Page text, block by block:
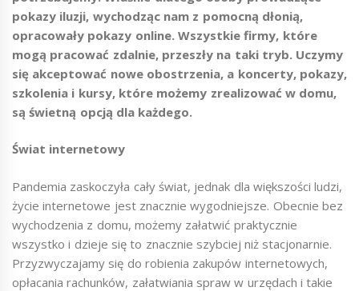
pokazy iluzji, wychodząc nam z pomocną dłonią,
opracowały pokazy online. Wszystkie firmy, które
mogą pracować zdalnie, przeszły na taki tryb. Uczymy
się akceptować nowe obostrzenia, a koncerty, pokazy,
szkolenia i kursy, które możemy zrealizować w domu,
są świetną opcją dla każdego.
Świat internetowy
Pandemia zaskoczyła cały świat, jednak dla większości ludzi,
życie internetowe jest znacznie wygodniejsze. Obecnie bez
wychodzenia z domu, możemy załatwić praktycznie
wszystko i dzieje się to znacznie szybciej niż stacjonarnie.
Przyzwyczajamy się do robienia zakupów internetowych,
opłacania rachunków, załatwiania spraw w urzędach i takie